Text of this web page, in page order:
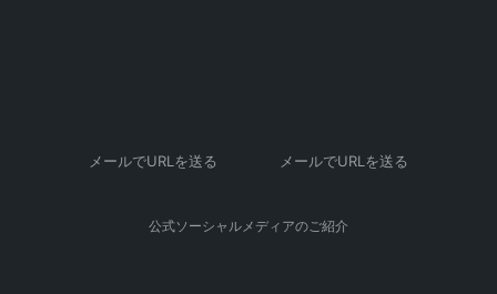
メールでURLを送る メールでURLを送る
公式ソーシャルメディアのご紹介